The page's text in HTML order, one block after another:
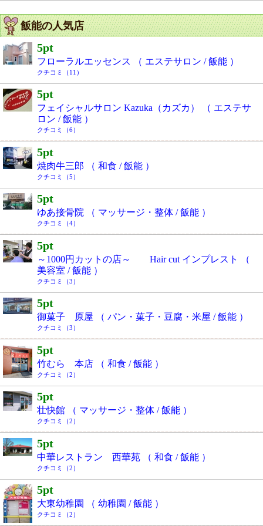
飯能の人気店
5pt
フローラルエッセンス （ エステサロン / 飯能 ）
クチコミ（11）
5pt
フェイシャルサロン Kazuka（カズカ） （ エステサ
ロン / 飯能 ）
クチコミ（6）
5pt
焼肉牛三郎 （ 和食 / 飯能 ）
クチコミ（5）
5pt
ゆあ接骨院 （ マッサージ・整体 / 飯能 ）
クチコミ（4）
5pt
～1000円カットの店～ Hair cut インプレスト （
美容室 / 飯能 ）
クチコミ（3）
5pt
御菓子 原屋 （ パン・菓子・豆腐・米屋 / 飯能 ）
クチコミ（3）
5pt
竹むら 本店 （ 和食 / 飯能 ）
クチコミ（2）
5pt
壮快館 （ マッサージ・整体 / 飯能 ）
クチコミ（2）
5pt
中華レストラン 西華苑 （ 和食 / 飯能 ）
クチコミ（2）
5pt
大東幼稚園 （ 幼稚園 / 飯能 ）
クチコミ（2）